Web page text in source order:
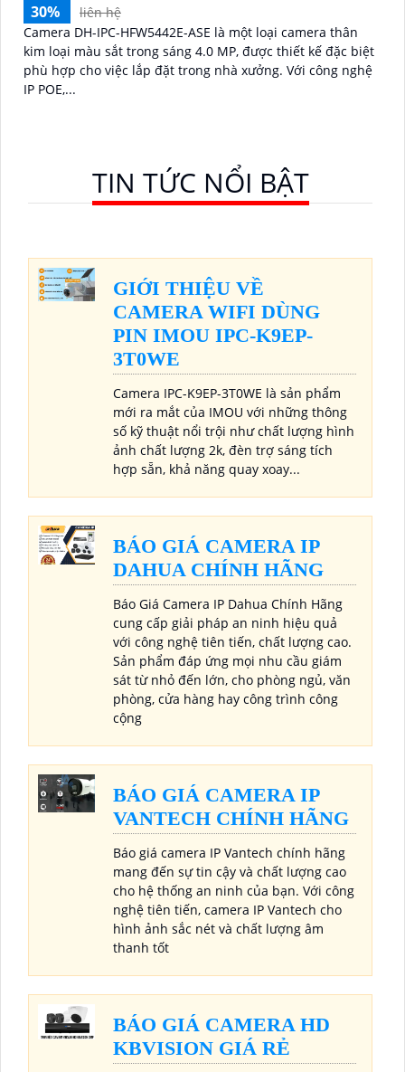
30%
liên hệ
Camera DH-IPC-HFW5442E-ASE là một loại camera thân
kim loại màu sắt trong sáng 4.0 MP, được thiết kế đặc biệt
phù hợp cho việc lắp đặt trong nhà xưởng. Với công nghệ
IP POE,...
TIN TỨC NỔI BẬT
GIỚI THIỆU VỀ
CAMERA WIFI DÙNG
PIN IMOU IPC-K9EP-
3T0WE
Camera IPC-K9EP-3T0WE là sản phẩm
mới ra mắt của IMOU với những thông
số kỹ thuật nổi trội như chất lượng hình
ảnh chất lượng 2k, đèn trợ sáng tích
hợp sẵn, khả năng quay xoay...
BÁO GIÁ CAMERA IP
DAHUA CHÍNH HÃNG
Báo Giá Camera IP Dahua Chính Hãng
cung cấp giải pháp an ninh hiệu quả
với công nghệ tiên tiến, chất lượng cao.
Sản phẩm đáp ứng mọi nhu cầu giám
sát từ nhỏ đến lớn, cho phòng ngủ, văn
phòng, cửa hàng hay công trình công
cộng
BÁO GIÁ CAMERA IP
VANTECH CHÍNH HÃNG
Báo giá camera IP Vantech chính hãng
mang đến sự tin cậy và chất lượng cao
cho hệ thống an ninh của bạn. Với công
nghệ tiên tiến, camera IP Vantech cho
hình ảnh sắc nét và chất lượng âm
thanh tốt
BÁO GIÁ CAMERA HD
KBVISION GIÁ RẺ